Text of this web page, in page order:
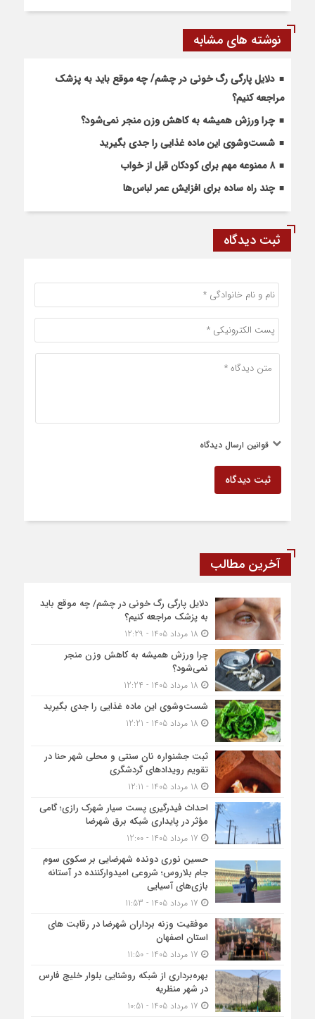
نوشته های مشابه
دلایل پارگی رگ خونی در چشم/ چه موقع باید به پزشک
مراجعه کنیم؟
چرا ورزش همیشه به کاهش وزن منجر نمی‌شود؟
شست‌وشوی این ماده غذایی را جدی بگیرید
۸ ممنوعه مهم برای کودکان قبل از خواب
چند راه ساده برای افزایش عمر لباس‌ها
ثبت دیدگاه
قوانین ارسال دیدگاه
ثبت دیدگاه
آخرین مطالب
دلایل پارگی رگ خونی در چشم/ چه موقع باید
به پزشک مراجعه کنیم؟
چرا ورزش همیشه به کاهش وزن منجر
نمی‌شود؟
شست‌وشوی این ماده غذایی را جدی بگیرید
ثبت جشنواره نان سنتی و محلی شهر حنا در
تقویم رویداد‌های گردشگری
احداث فیدرگیری پست سیار شهرک رازی؛ گامی
مؤثر در پایداری شبکه برق شهرضا
حسین نوری دونده شهرضایی بر سکوی سوم
جام بلاروس؛ شروعی امیدوارکننده در آستانه
بازی‌های آسیایی
موفقیت وزنه برداران شهرضا در رقابت های
استان اصفهان
بهره‌برداری از شبکه روشنایی بلوار خلیج فارس
در شهر منظریه